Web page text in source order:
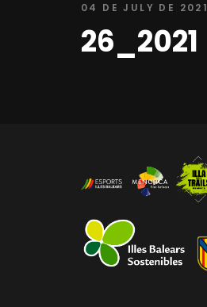
04 DE JULY DE 2021
26_2021